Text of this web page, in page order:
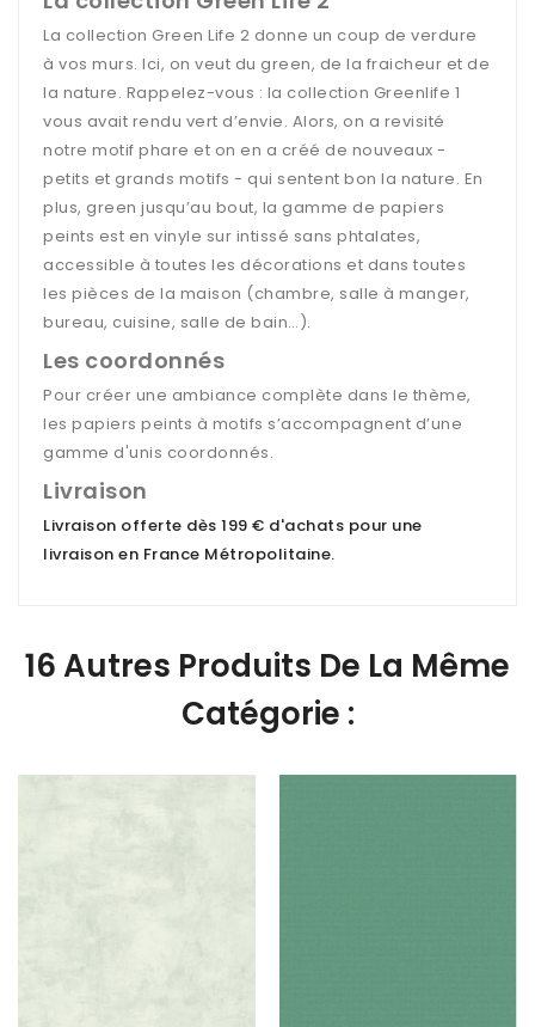
La collection Green Life 2 donne un coup de verdure
à vos murs. Ici, on veut du green, de la fraicheur et de
la nature. Rappelez-vous : la collection Greenlife 1
vous avait rendu vert d’envie. Alors, on a revisité
notre motif phare et on en a créé de nouveaux -
petits et grands motifs - qui sentent bon la nature. En
plus, green jusqu’au bout, la gamme de papiers
peints est en vinyle sur intissé sans phtalates,
accessible à toutes les décorations et dans toutes
les pièces de la maison (chambre, salle à manger,
bureau, cuisine, salle de bain…).
Les coordonnés
Pour créer une ambiance complète dans le thème,
les papiers peints à motifs s’accompagnent d’une
gamme d'unis coordonnés.
Livraison
Livraison offerte dès 199 € d'achats pour une
livraison en France Métropolitaine.
16 Autres Produits De La Même
Catégorie :